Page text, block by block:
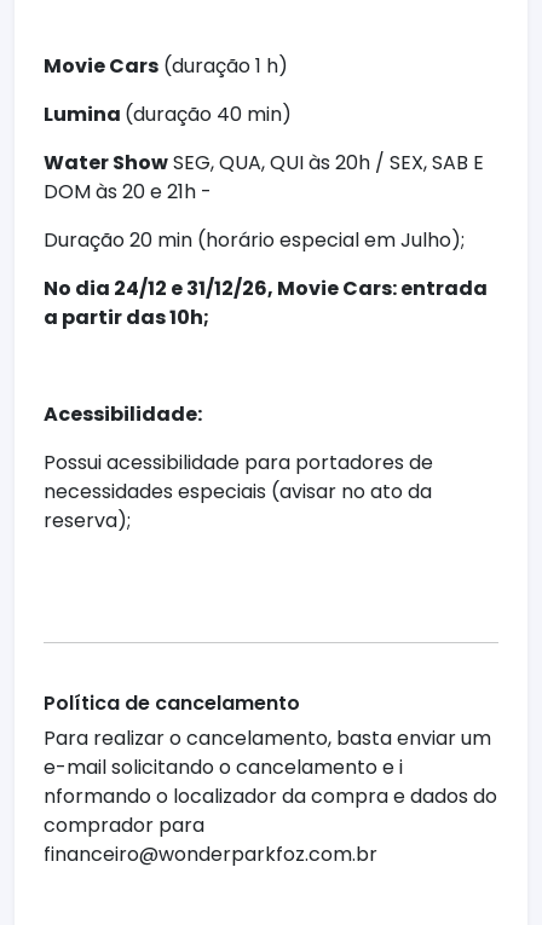
Movie Cars (duração 1 h)
Lumina (duração 40 min)
Water ShowSEG, QUA, QUI às 20h / SEX, SAB E
DOM às 20 e 21h -
Duração 20 min (horário especial em Julho);
No dia 24/12 e 31/12/26, Movie Cars: entrada
a partir das 10h;
Acessibilidade:
Possui acessibilidade para portadores de
necessidades especiais (avisar no ato da
reserva);
Política de cancelamento
Para realizar o cancelamento, basta enviar um
e-mail solicitando o cancelamento e i
nformando o localizador da compra e dados do
comprador para
financeiro@wonderparkfoz.com.br